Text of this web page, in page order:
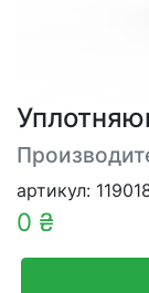
артикул:
0 ₴